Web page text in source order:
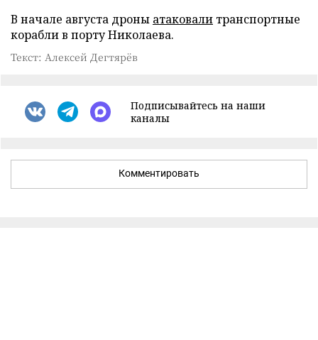
В начале августа дроны атаковали транспортные
корабли в порту Николаева.
Текст: Алексей Дегтярёв
Подписывайтесь на наши
каналы
Комментировать